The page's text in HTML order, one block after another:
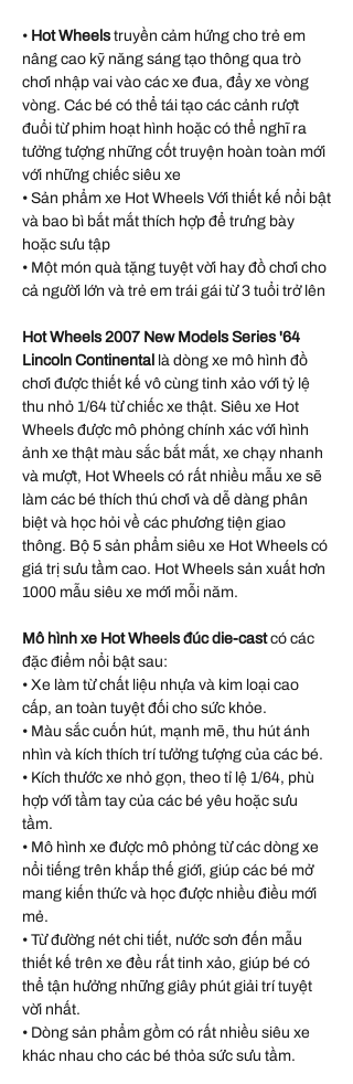
• Hot Wheelstruyền cảm hứng cho trẻ em
nâng cao kỹ năng sáng tạo thông qua trò
chơi nhập vai vào các xe đua, đẩy xe vòng
vòng. Các bé có thể tái tạo các cảnh rượt
đuổi từ phim hoạt hình hoặc có thể nghĩ ra
tưởng tượng những cốt truyện hoàn toàn mới
với những chiếc siêu xe
• Sản phẩm xe Hot Wheels Với thiết kế nổi bật
và bao bì bắt mắt thích hợp để trưng bày
hoặc sưu tập
• Một món quà tặng tuyệt vời hay đồ chơi cho
cả người lớn và trẻ em trái gái từ 3 tuổi trở lên
Hot Wheels 2007 New Models Series '64
Lincoln Continental là dòng xe mô hình đồ
chơi được thiết kế vô cùng tinh xảo với tỷ lệ
thu nhỏ 1/64 từ chiếc xe thật. Siêu xe Hot
Wheels được mô phỏng chính xác với hình
ảnh xe thật màu sắc bắt mắt, xe chạy nhanh
và mượt, Hot Wheels có rất nhiều mẫu xe sẽ
làm các bé thích thú chơi và dễ dàng phân
biệt và học hỏi về các phương tiện giao
thông. Bộ 5 sản phẩm siêu xe Hot Wheels có
giá trị sưu tầm cao. Hot Wheels sản xuất hơn
1000 mẫu siêu xe mới mỗi năm.
Mô hình xe Hot Wheels đúc die-castcó các
đặc điểm nổi bật sau:
• Xe làm từ chất liệu nhựa và kim loại cao
cấp, an toàn tuyệt đối cho sức khỏe.
• Màu sắc cuốn hút, mạnh mẽ, thu hút ánh
nhìn và kích thích trí tưởng tượng của các bé.
• Kích thước xe nhỏ gọn, theo tỉ lệ 1/64, phù
hợp với tầm tay của các bé yêu hoặc sưu
tầm.
• Mô hình xe được mô phỏng từ các dòng xe
nổi tiếng trên khắp thế giới, giúp các bé mở
mang kiến thức và học được nhiều điều mới
mẻ.
• Từ đường nét chi tiết, nước sơn đến mẫu
thiết kế trên xe đều rất tinh xảo, giúp bé có
thể tận hưởng những giây phút giải trí tuyệt
vời nhất.
• Dòng sản phẩm gồm có rất nhiều siêu xe
khác nhau cho các bé thỏa sức sưu tầm.